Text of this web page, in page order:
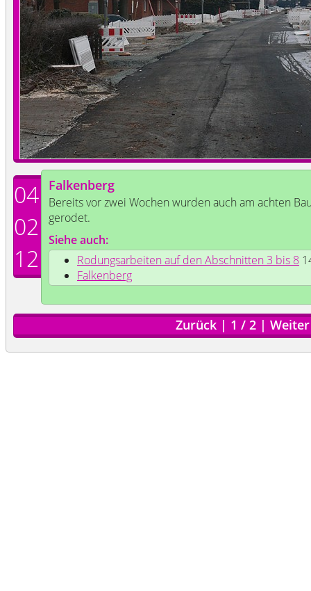
04
02
12
Falkenberg
Bereits vor zwei Wochen wurden auch am achten
gerodet.
Siehe auch:
Rodungsarbeiten auf den Abschnitten 3 bis 8
Falkenberg
Zurück | 1 / 2 | Weiter